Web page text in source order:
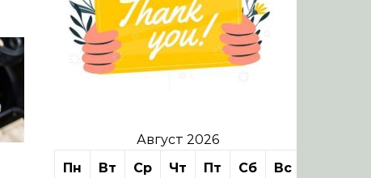
Август 2026
Пн
Вт Ср Чт Пт Сб Вс